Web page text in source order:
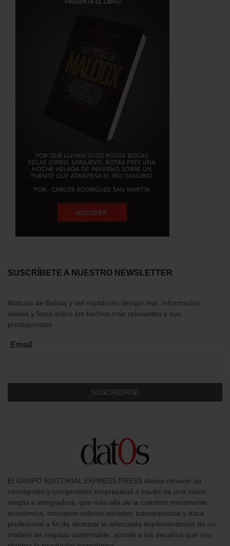
SUSCRÍBETE A NUESTRO NEWSLETTER
Noticias de Bolivia y del mundo en tiempo real. Información,
videos y fotos sobre los hechos más relevantes y sus
protagonistas.
Email
El GRUPO EDITORIAL EXPRESS PRESS desea renovar su
concepción y compromiso empresarial a través de una visión
amplia e integradora, que más allá de la cuestión meramente
económica, incorpore valores sociales, transparencia y ética
profesional a fin de alcanzar la adecuada implementación de un
modelo de negocio sustentable, acorde a los desafíos que nos